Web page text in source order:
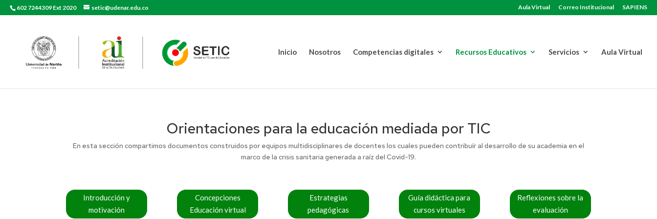
602 7244309 Ext 2020 setic@udenar.edu.co Aula Virtual Correo Institucional SAPIENS
Inicio Nosotros Competencias digitales Recursos Educativos Servicios Aula Virtual
Orientaciones para la educación mediada por TIC
En esta sección compartimos documentos construidos por equipos multidisciplinares de docentes los cuales pueden contribuír al desarrollo de su academia en el
marco de la crisis sanitaria generada a raíz del Covid-19.
Introducción y
motivación
Concepciones
Educación virtual
Estrategias
pedagógicas
Guía didáctica para
cursos virtuales
Reflexiones sobre la
evaluación